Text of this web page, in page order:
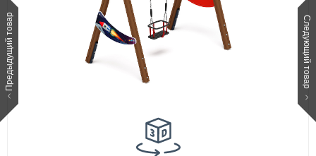
Предыдущий товар Следующий товар